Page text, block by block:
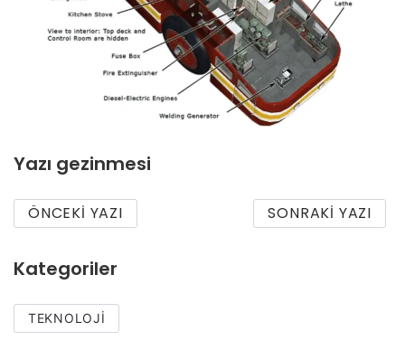
Yazı gezinmesi
ÖNCEKI YAZI SONRAKI YAZI
Kategoriler
TEKNOLOJI